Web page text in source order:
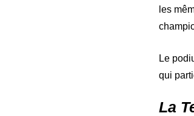
les
Le
qui
La